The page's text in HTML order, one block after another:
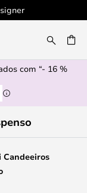
de atendimento
com “- 16 %
Candeeiros